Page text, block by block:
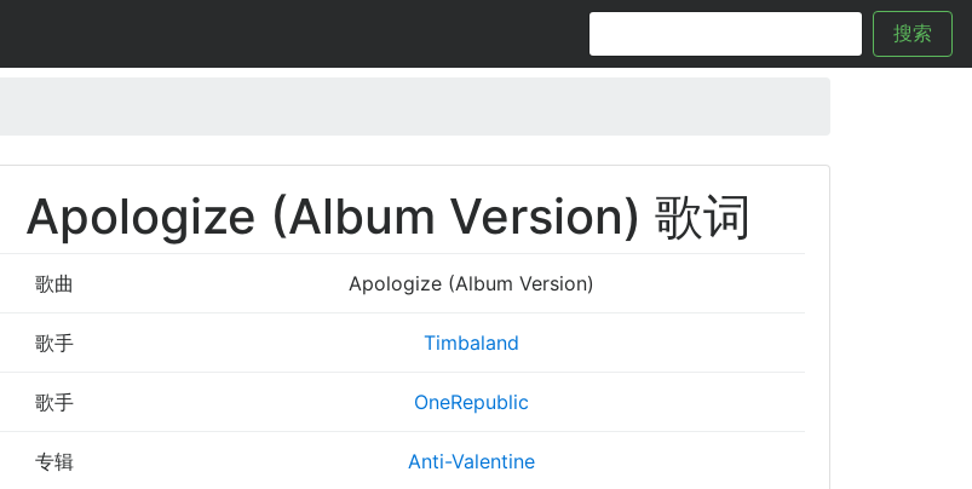
搜索
Apologize (Album Version) 歌词
歌曲 Apologize (Album Version)
歌手 Timbaland
歌手 OneRepublic
专辑 Anti-Valentine